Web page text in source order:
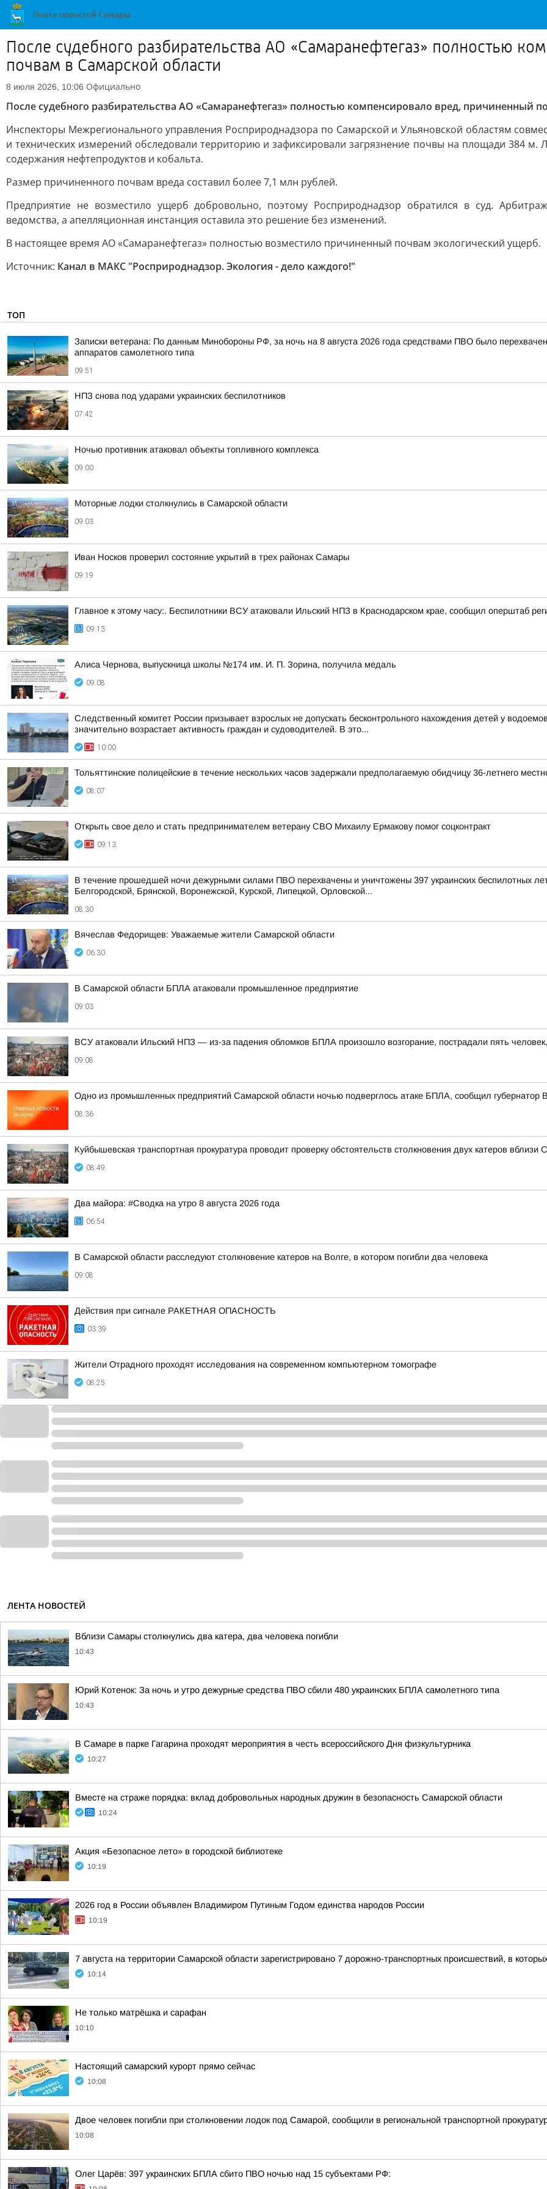
После судебного разбирательства АО «Самаранефтегаз» полностью
почвам в Самарской области
8 июля 2026, 10:06 Официально
После судебного разбирательства АО «Самаранефтегаз» полностью компенсировало вред, причиненный
Инспекторы Межрегионального управления Росприроднадзора по Самарской и Ульяновской областям
и технических измерений обследовали территорию и зафиксировали загрязнение почвы на площади 384
содержания нефтепродуктов и кобальта.
Размер причиненного почвам вреда составил более 7,1 млн рублей.
Предприятие не возместило ущерб добровольно, поэтому Росприроднадзор обратился в суд.
ведомства, а апелляционная инстанция оставила это решение без изменений.
В настоящее время АО «Самаранефтегаз» полностью возместило причиненный почвам экологический ущерб.
Источник: Канал в МАКС "Росприроднадзор. Экология - дело каждого!"
ТОП
Записки ветерана: По данным Минобороны РФ, за ночь на 8 августа 2026 года средствами ПВО было
аппаратов самолетного типа
09:51
НПЗ снова под ударами украинских беспилотников
07:42
Ночью противник атаковал объекты топливного комплекса
09:00
Моторные лодки столкнулись в Самарской области
09:03
Иван Носков проверил состояние укрытий в трех районах Самары
09:19
Главное к этому часу:. Беспилотники ВСУ атаковали Ильский НПЗ в Краснодарском крае, сообщил оперштаб
09:13
Алиса Чернова, выпускница школы №174 им. И. П. Зорина, получила медаль
09:08
Следственный комитет России призывает взрослых не допускать бесконтрольного нахождения детей у
значительно возрастает активность граждан и судоводителей. В это...
10:00
Тольяттинские полицейские в течение нескольких часов задержали предполагаемую обидчицу 36-летнего
08:07
Открыть свое дело и стать предпринимателем ветерану СВО Михаилу Ермакову помог соцконтракт
09:13
В течение прошедшей ночи дежурными силами ПВО перехвачены и уничтожены 397 украинских беспилотных
Белгородской, Брянской, Воронежской, Курской, Липецкой, Орловской...
08:30
Вячеслав Федорищев: Уважаемые жители Самарской области
06:30
В Самарской области БПЛА атаковали промышленное предприятие
09:03
ВСУ атаковали Ильский НПЗ — из-за падения обломков БПЛА произошло возгорание, пострадали пять
09:08
Одно из промышленных предприятий Самарской области ночью подверглось атаке БПЛА, сообщил губернатор
08:36
Куйбышевская транспортная прокуратура проводит проверку обстоятельств столкновения двух катеров вблизи
08:49
Два майора: #Сводка на утро 8 августа 2026 года
06:54
В Самарской области расследуют столкновение катеров на Волге, в котором погибли два человека
09:08
Действия при сигнале РАКЕТНАЯ ОПАСНОСТЬ
03:39
Жители Отрадного проходят исследования на современном компьютерном томографе
08:25
ЛЕНТА НОВОСТЕЙ
Вблизи Самары столкнулись два катера, два человека погибли
10:43
Юрий Котенок: За ночь и утро дежурные средства ПВО сбили 480 украинских БПЛА самолетного типа
10:43
В Самаре в парке Гагарина проходят мероприятия в честь всероссийского Дня физкультурника
10:27
Вместе на страже порядка: вклад добровольных народных дружин в безопасность Самарской области
10:24
Акция «Безопасное лето» в городской библиотеке
10:19
2026 год в России объявлен Владимиром Путиным Годом единства народов России
10:19
7 августа на территории Самарской области зарегистрировано 7 дорожно-транспортных происшествий, в
10:14
Не только матрёшка и сарафан
10:10
Настоящий самарский курорт прямо сейчас
10:08
Двое человек погибли при столкновении лодок под Самарой, сообщили в региональной транспортной
10:08
Олег Царёв: 397 украинских БПЛА сбито ПВО ночью над 15 субъектами РФ: